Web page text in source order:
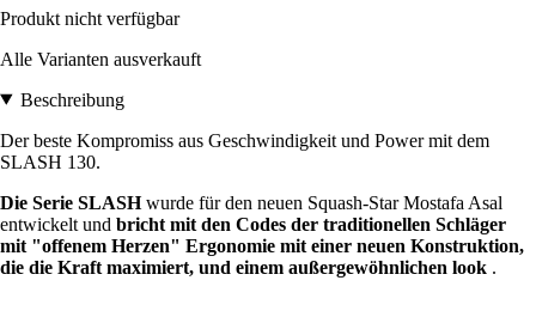
Produkt nicht verfügbar
Alle Varianten ausverkauft
Beschreibung
Der beste Kompromiss aus Geschwindigkeit und Power mit dem
SLASH 130.
Die Serie SLASHwurde für den neuen Squash-Star Mostafa Asal
entwickelt und bricht mit den Codes der traditionellen Schläger
mit "offenem Herzen" Ergonomie mit einer neuen Konstruktion,
die die Kraft maximiert, und einem außergewöhnlichen look .